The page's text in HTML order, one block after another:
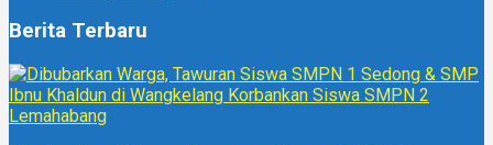
Berita Terbaru